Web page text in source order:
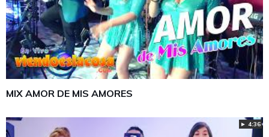
MIX AMOR DE MIS AMORES
► 4:36